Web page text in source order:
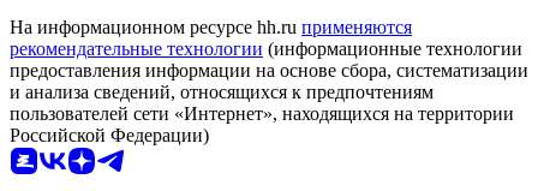
На информационном ресурсе hh.ru применяются
рекомендательные технологии (информационные технологии
предоставления информации на основе сбора, систематизации
и анализа сведений, относящихся к предпочтениям
пользователей сети «Интернет», находящихся на территории
Российской Федерации)